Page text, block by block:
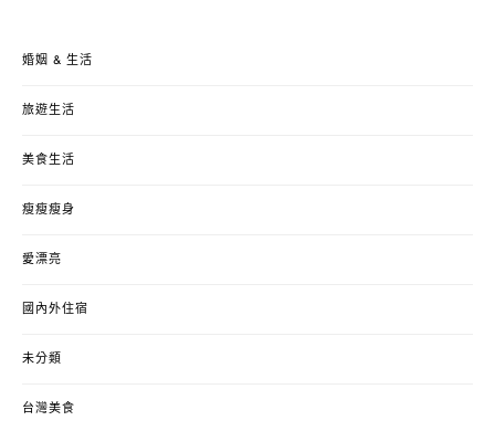
婚姻 & 生活
旅遊生活
美食生活
瘦瘦瘦身
愛漂亮
國內外住宿
未分類
台灣美食